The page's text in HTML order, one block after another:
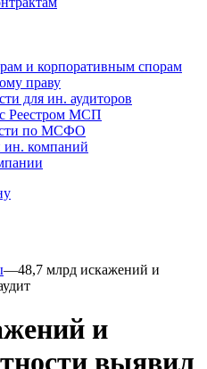
и корпоративным спорам
праву
для ин. аудиторов
Реестром МСП
по МСФО
ин. компаний
—48,7 млрд искажений и
и
выявил